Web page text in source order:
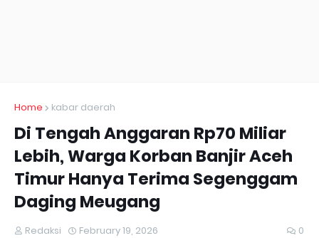
Home kabar daerah
Di Tengah Anggaran Rp70 Miliar
Lebih, Warga Korban Banjir Aceh
Timur Hanya Terima Segenggam
Daging Meugang
Redaksi February 19, 2026 0